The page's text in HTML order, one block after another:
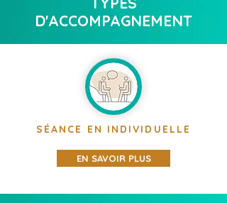
D'ACCOMPAGNEMENT
SÉANCE EN INDIVIDUELLE
EN SAVOIR PLUS